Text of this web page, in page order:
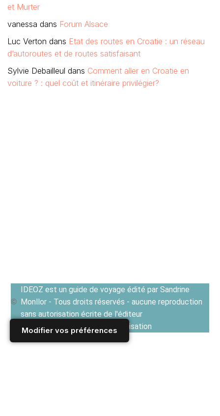
Modifier vos préférences
et Murter
vanessa dans Forum Alsace
Luc Verton dans Etat des routes en Croatie : un réseau
d’autoroutes et de routes satisfaisant
Sylvie Debailleul dans Comment aller en Croatie en
voiture ? : quel coût et itinéraire privilégier?
IDEOZ est un guide de voyage édité par Sandrine
Monllor - Tous droits réservés - aucune reproduction
sans autorisation écrite de l'éditeur
Voir les Conditions générales d'utilisation